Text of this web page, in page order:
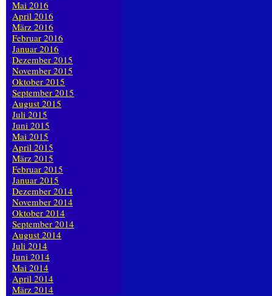
Mai 2016
April 2016
März 2016
Februar 2016
Januar 2016
Dezember 2015
November 2015
Oktober 2015
September 2015
August 2015
Juli 2015
Juni 2015
Mai 2015
April 2015
März 2015
Februar 2015
Januar 2015
Dezember 2014
November 2014
Oktober 2014
September 2014
August 2014
Juli 2014
Juni 2014
Mai 2014
April 2014
März 2014